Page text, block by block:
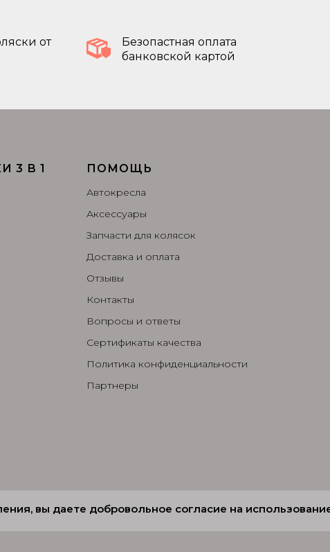
от
Безопастная оплата
банковской картой
вы даете добровольное согласие на
3 В 1 ПОМОЩЬ
Автокресла
Аксессуары
Запчасти для колясок
Доставка и оплата
Отзывы
Контакты
Вопросы и ответы
Сертификаты качества
Политика конфиденциальности
Партнеры